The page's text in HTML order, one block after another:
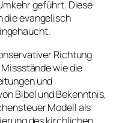
geführt. Diese
die evangelisch
Richtung
wie die
und
Bibel und Bekenntnis,
Modell als
des kirchlichen